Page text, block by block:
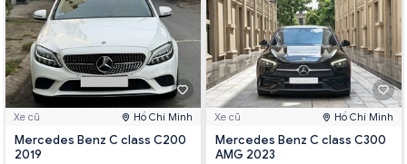
Xe cũ Hồ Chí Minh
Mercedes Benz C class C200
2019
Xe cũ Hồ Chí Minh
Mercedes Benz C class C300
AMG 2023